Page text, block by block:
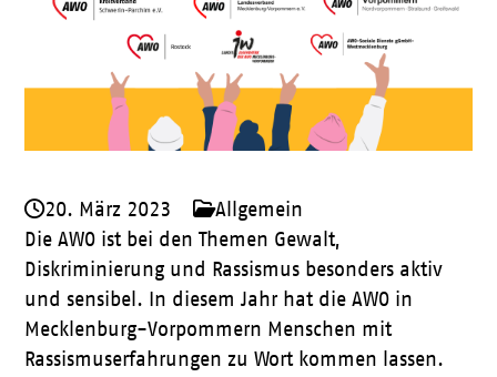
20. März 2023
Allgemein
Die AWO ist bei den Themen Gewalt,
Diskriminierung und Rassismus besonders aktiv
und sensibel. In diesem Jahr hat die AWO in
Mecklenburg-Vorpommern Menschen mit
Rassismuserfahrungen zu Wort kommen lassen.